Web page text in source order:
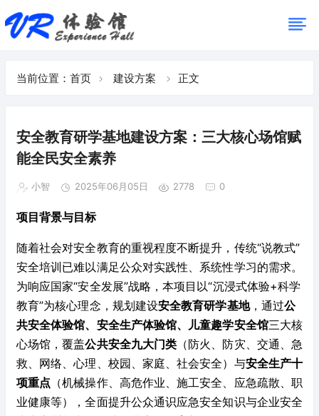
当前位置： 首页 建设方案 正文
安全教育研学基地建设方案：三大核心场馆赋
能全民安全素养
小智 2025年06月05日 2778 0
项目背景与目标
随着社会对安全教育的重视程度不断提升，传统“说教式”
安全培训已难以满足公众对实践性、系统性学习的需求。
为响应国家“安全发展”战略，本项目以“沉浸式体验+科学
教育”为核心理念，规划建设安全教育研学基地，通过公
共安全体验馆、安全生产体验馆、儿童趣学安全馆三大核
心场馆，覆盖公共安全九大门类 （防火、防灾、交通、急
救、网络、心理、校园、家庭、社会安全）与安全生产十
项重点 （机械操作、高危作业、施工安全、应急疏散、职
业健康等），全面提升公众通识应急安全知识与企业安全